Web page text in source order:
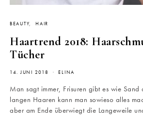
BEAUTY HAIR
Haartrend 2018:
Tücher
14. JUNI 2018 ELINA
Man sagt immer, Frisuren gibt es wie Sand
langen Haaren kann man sowieso alles
aber am Ende überwiegt die Langeweile